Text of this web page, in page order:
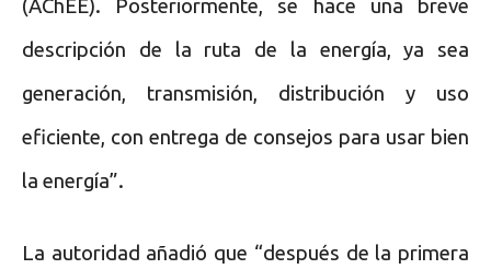
(AChEE). Posteriormente, se hace una breve
descripción de la ruta de la energía, ya sea
generación, transmisión, distribución y uso
eficiente, con entrega de consejos para usar bien
la energía”.
La autoridad añadió que “después de la primera